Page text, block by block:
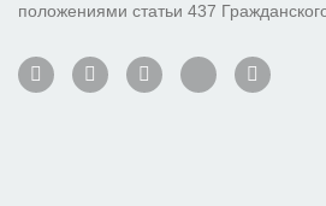
положениями статьи 437